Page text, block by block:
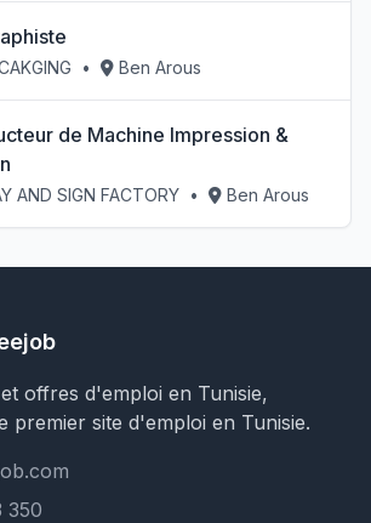
• Ben Arous
de Machine Impression &
AND SIGN FACTORY • Ben Arous
offres d'emploi en Tunisie,
premier site d'emploi en Tunisie.
350